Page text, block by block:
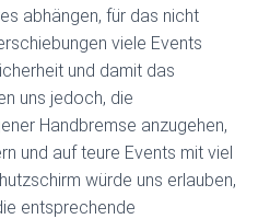
abhängen, für das nicht
viele Events
und damit das
uns jedoch, die
Handbremse anzugehen,
und auf teure Events mit viel
würde uns erlauben,
entsprechende